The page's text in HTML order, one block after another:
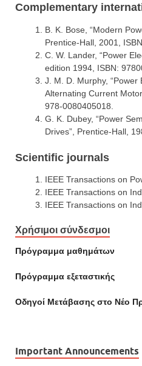
Complementary
B. K. Bose, “Modern
Prentice-Hall, 2001,
C. W. Lander, “Power
edition 1994, ISBN:
J. M. D. Murphy,
Alternating Current
978-0080405018.
G. K. Dubey, “Power
Drives”, Prentice-Hall,
Scientific journals
IEEE Transactions on
IEEE Transactions on
IEEE Transactions on
Χρήσιμοι σύνδεσμοι
Πρόγραμμα μαθημάτων
Πρόγραμμα εξεταστικής
Οδηγοί Mετάβασης στο Νέο
Important Announcements